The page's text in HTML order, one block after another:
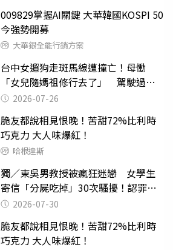
009829掌握AI關鍵 大華韓國KOSPI 50
今強勢開募
大華銀全能行銷方案
台中女遛狗走斑馬線遭撞亡！母慟
「女兒隨媽祖修行去了」 駕駛過失
致死判9月
2026-07-26
脆友都說相見恨晚！苦甜72%比利時
巧克力 大人味爆紅！
哈根達斯
獨／東吳男教授被瘋狂迷戀 女學生
寄信「分屍吃掉」30次騷擾！認罪免
關 2026-07-30
脆友都說相見恨晚！苦甜72%比利時
巧克力 大人味爆紅！